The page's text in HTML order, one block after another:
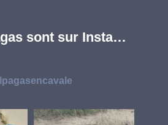
sont sur Insta…